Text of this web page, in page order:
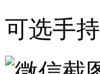
可选手持